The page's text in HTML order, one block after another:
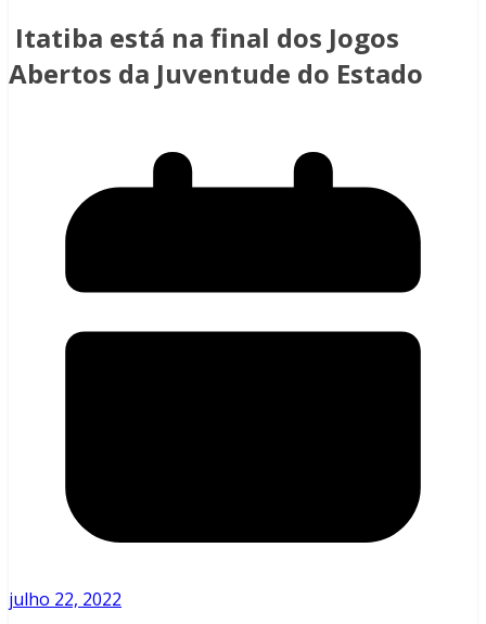
Itatiba está na final dos Jogos
Abertos da Juventude do Estado
julho 22, 2022